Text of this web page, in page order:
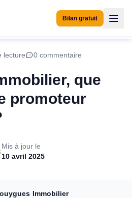
Bilan gratuit
lecture 0 commentaire
que
promoteur
Mis à jour le
10 avril 2025
Immobilier